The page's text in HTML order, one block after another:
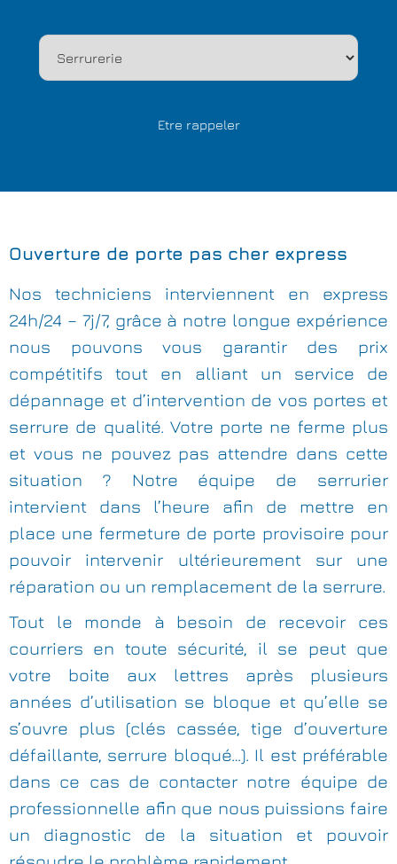
Ouverture de porte pas cher express
Nos techniciens interviennent en express
24h/24 – 7j/7, grâce à notre longue expérience
nous pouvons vous garantir des prix
compétitifs tout en alliant un service de
dépannage et d’intervention de vos portes et
serrure de qualité. Votre porte ne ferme plus
et vous ne pouvez pas attendre dans cette
situation ? Notre équipe de serrurier
intervient dans l’heure afin de mettre en
place une fermeture de porte provisoire pour
pouvoir intervenir ultérieurement sur une
réparation ou un remplacement de la serrure.
Tout le monde à besoin de recevoir ces
courriers en toute sécurité, il se peut que
votre boite aux lettres après plusieurs
années d’utilisation se bloque et qu’elle se
s’ouvre plus (clés cassée, tige d’ouverture
défaillante, serrure bloqué…). Il est préférable
dans ce cas de contacter notre équipe de
professionnelle afin que nous puissions faire
un diagnostic de la situation et pouvoir